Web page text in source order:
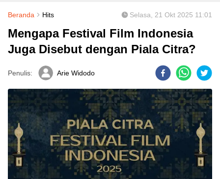
Beranda Hits Selasa, 21 Okt 2025 11:01
Mengapa Festival Film Indonesia
Juga Disebut dengan Piala Citra?
Penulis: Arie Widodo